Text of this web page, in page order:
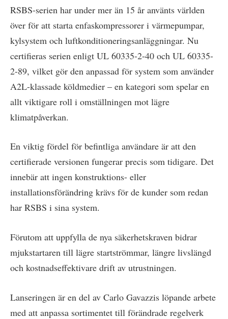
RSBS-serien har under mer än 15 år använts världen
över för att starta enfaskompressorer i värmepumpar,
kylsystem och luftkonditioneringsanläggningar. Nu
certifieras serien enligt UL 60335-2-40 och UL 60335-
2-89, vilket gör den anpassad för system som använder
A2L-klassade köldmedier – en kategori som spelar en
allt viktigare roll i omställningen mot lägre
klimatpåverkan.
En viktig fördel för befintliga användare är att den
certifierade versionen fungerar precis som tidigare. Det
innebär att ingen konstruktions- eller
installationsförändring krävs för de kunder som redan
har RSBS i sina system.
Förutom att uppfylla de nya säkerhetskraven bidrar
mjukstartaren till lägre startströmmar, längre livslängd
och kostnadseffektivare drift av utrustningen.
Lanseringen är en del av Carlo Gavazzis löpande arbete
med att anpassa sortimentet till förändrade regelverk